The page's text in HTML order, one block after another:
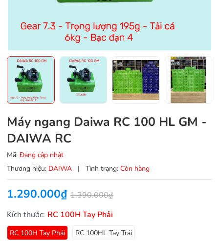
Máy ngang Daiwa RC 100 HL GM -
DAIWA RC
Mã: Đang cập nhật
Thương hiệu: DAIWA | Tình trạng: Còn hàng
1.290.000₫ 1.390.000₫
Kích thước: RC 100H Tay Phải
RC 100H Tay Phải RC 100HL Tay Trái